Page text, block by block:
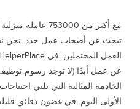
مع أكثر من
تبحث عن أصحاب عمل جدد. نحن
عن عمل أبدًا (لا توجد رسوم
الخادمة المثالية التي تلبي
الأولى اليوم. في غضون دقائق